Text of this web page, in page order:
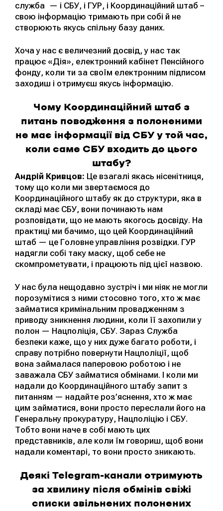
служба — і СБУ, і ГУР, і Координаційний штаб –
свою інформацію тримають при собі й не
створюють якусь спільну базу даних.
Хоча у нас є величезний досвід, у нас так
працює «Дія», електронний кабінет Пенсійного
фонду, коли ти за своїм електронним підписом
заходиш і отримуєш якусь інформацію.
Чому Координаційний штаб з
питань поводження з полоненими
не має інформації від СБУ у той час,
коли саме СБУ входить до цього
штабу?
Андрій Кривцов: Це взагалі якась нісенітниця,
тому що коли ми звертаємося до
Координаційного штабу як до структури, яка в
складі має СБУ, вони починають нам
розповідати, що не мають якогось досвіду. На
практиці ми бачимо, що цей Координаційний
штаб — це Головне управління розвідки. ГУР
надягли собі таку маску, щоб себе не
скомпрометувати, і працюють під цієї назвою.
У нас була нещодавно зустріч і ми ніяк не могли
порозумітися з ними стосовно того, хто ж має
займатися кримінальним провадженням з
приводу зникнення людини, коли її захопили у
полон — Нацполіція, СБУ. Зараз Служба
безпеки каже, що у них дуже багато роботи, і
справу потрібно повернути Нацполіції, щоб
вона займалася паперовою роботою і не
заважала СБУ займатися обмінами. І коли ми
надали до Координаційного штабу запит з
питанням — надайте роз’яснення, хто ж має
цим займатися, вони просто переслали його на
Генеральну прокуратуру, Нацполіцію і СБУ.
Тобто вони наче в собі мають цих
представників, але коли їм говориш, щоб вони
надали коментарі, то вони просто зникають.
Деякі Telegram-канали отримують
за хвилину після обмінів свіжі
списки звільнених полонених